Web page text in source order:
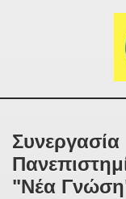
"Νέα